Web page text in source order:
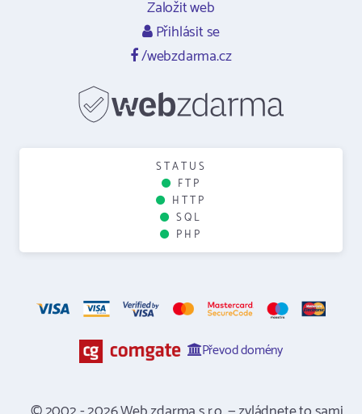
Založit web
Přihlásit se
/webzdarma.cz
STATUS
FTP
HTTP
SQL
PHP
Převod domény